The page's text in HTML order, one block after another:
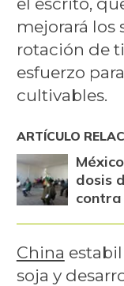
mejorará los
rotación de
esfuerzo
cultivables.
ARTÍCULO
dosis
China
soja y